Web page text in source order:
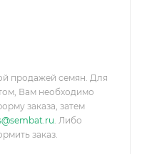
продажей семян. Для
Вам необходимо
заказа, затем
. Либо
заказ.